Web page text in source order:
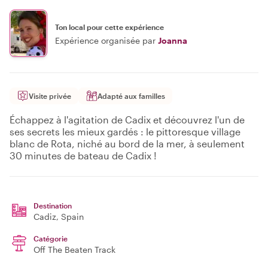
Ton local pour cette expérience
Expérience organisée par Joanna
Visite privée Adapté aux familles
Échappez à l'agitation de Cadix et découvrez l'un de
ses secrets les mieux gardés : le pittoresque village
blanc de Rota, niché au bord de la mer, à seulement
30 minutes de bateau de Cadix !
Destination
Cadiz, Spain
Catégorie
Off The Beaten Track